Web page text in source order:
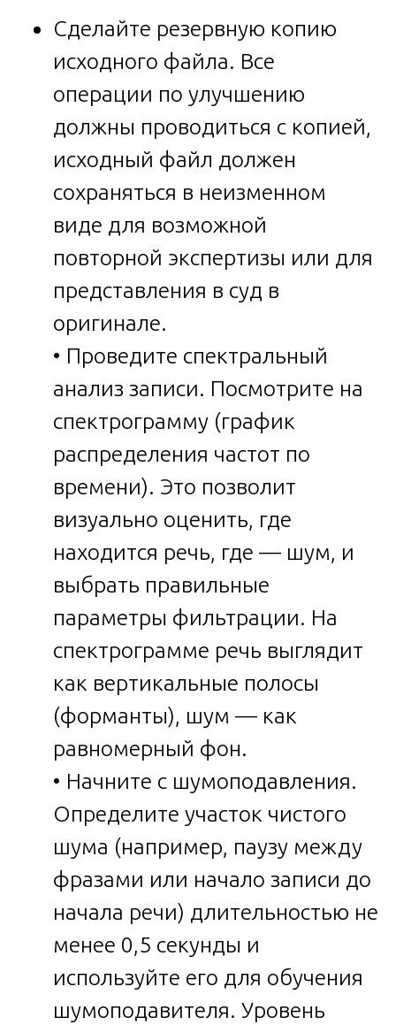
Сделайте резервную копию
исходного файла. Все
операции по улучшению
должны проводиться с копией,
исходный файл должен
сохраняться в неизменном
виде для возможной
повторной экспертизы или для
представления в суд в
оригинале.
• Проведите спектральный
анализ записи. Посмотрите на
спектрограмму (график
распределения частот по
времени). Это позволит
визуально оценить, где
находится речь, где — шум, и
выбрать правильные
параметры фильтрации. На
спектрограмме речь выглядит
как вертикальные полосы
(форманты), шум — как
равномерный фон.
• Начните с шумоподавления.
Определите участок чистого
шума (например, паузу между
фразами или начало записи до
начала речи) длительностью не
менее 0,5 секунды и
используйте его для обучения
шумоподавителя. Уровень